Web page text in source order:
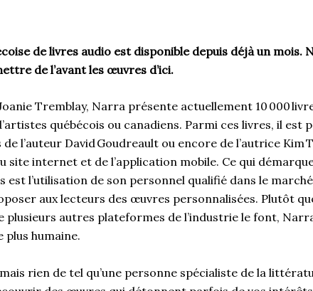
de livres audio est disponible depuis déjà un mois.
de l’avant les œuvres d’ici.
Tremblay, Narra présente actuellement 10 000
québécois ou canadiens. Parmi ces livres, il est
l’auteur David Goudreault ou encore de l’autrice Kim
internet et de l’application mobile. Ce qui
est l’utilisation de son personnel qualifié dans le
aux lecteurs des œuvres personnalisées. Plutôt
plusieurs autres plateformes de l’industrie le font,
plus humaine.
rien de tel qu’une personne spécialiste de la